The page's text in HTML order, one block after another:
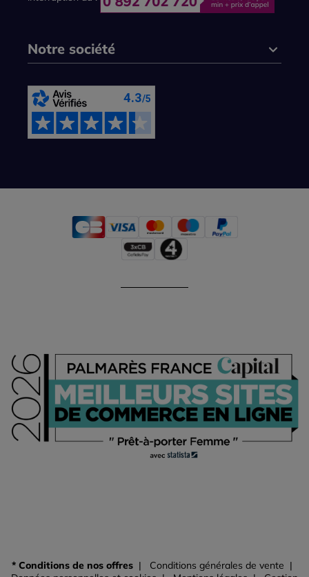
Notre société
* Conditions de nos offres
Conditions générales de vente